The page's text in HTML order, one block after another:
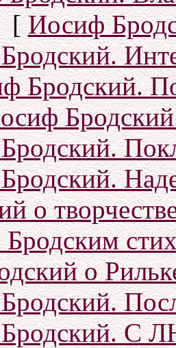
[Иосиф
Бродский.
о
о
С